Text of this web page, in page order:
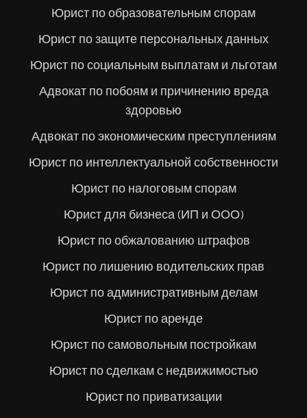
Юрист по образовательным спорам
Юрист по защите персональных данных
Юрист по социальным выплатам и льготам
Адвокат по побоям и причинению вреда
здоровью
Адвокат по экономическим преступлениям
Юрист по интеллектуальной собственности
Юрист по налоговым спорам
Юрист для бизнеса (ИП и ООО)
Юрист по обжалованию штрафов
Юрист по лишению водительских прав
Юрист по административным делам
Юрист по аренде
Юрист по самовольным постройкам
Юрист по сделкам с недвижимостью
Юрист по приватизации